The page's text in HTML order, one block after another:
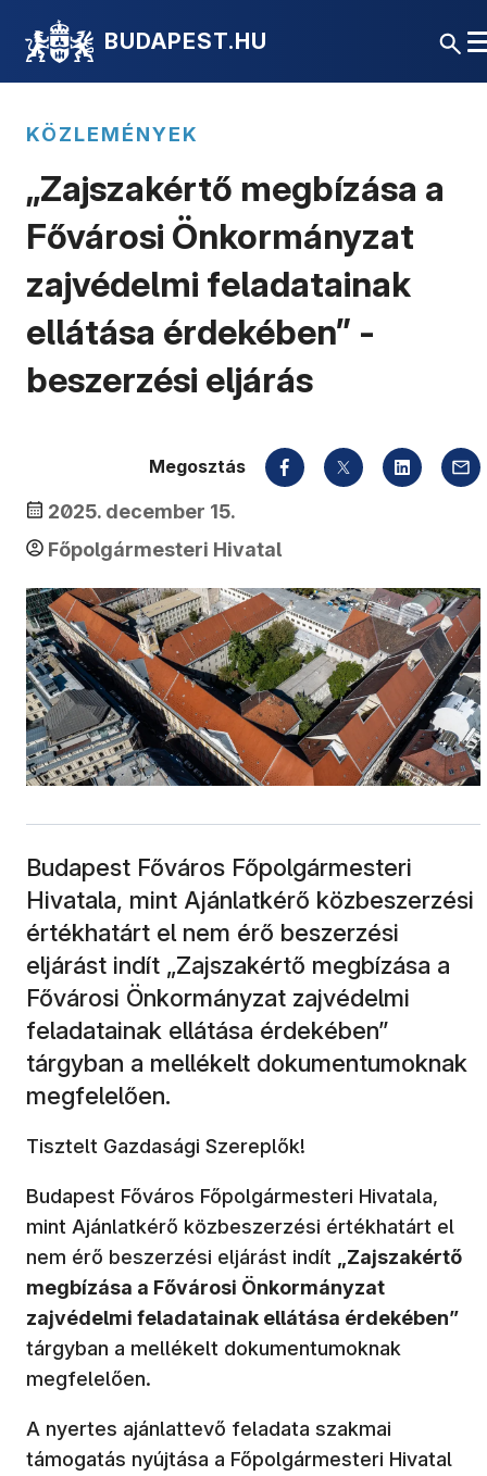
BUDAPEST.HU
KÖZLEMÉNYEK
„Zajszakértő megbízása a
Fővárosi Önkormányzat
zajvédelmi feladatainak
ellátása érdekében” -
beszerzési eljárás
2025. december 15.
Főpolgármesteri Hivatal
Megosztás
Budapest Főváros Főpolgármesteri
Hivatala, mint Ajánlatkérő közbeszerzési
értékhatárt el nem érő beszerzési
eljárást indít „Zajszakértő megbízása a
Fővárosi Önkormányzat zajvédelmi
feladatainak ellátása érdekében”
tárgyban a mellékelt dokumentumoknak
megfelelően.
Tisztelt Gazdasági Szereplők!
Budapest Főváros Főpolgármesteri Hivatala,
mint Ajánlatkérő közbeszerzési értékhatárt el
nem érő beszerzési eljárást indít
„Zajszakértő
megbízása a Fővárosi Önkormányzat
zajvédelmi feladatainak ellátása érdekében”
tárgyban a mellékelt dokumentumoknak
megfelelően.
A nyertes ajánlattevő feladata szakmai
támogatás nyújtása a Főpolgármesteri Hivatal